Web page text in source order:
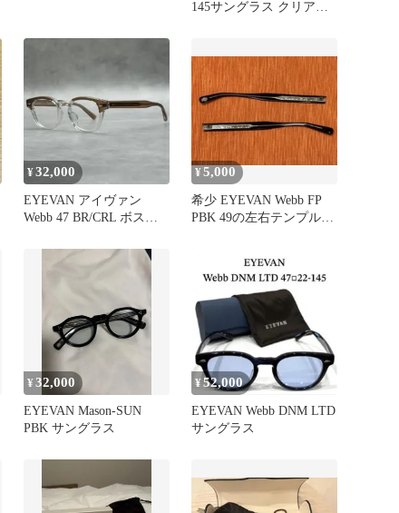
145サングラス クリアフ
¥32,000
EYEVAN アイヴァン
Webb 47 BR/CRL ボスト
¥5,000
希少 EYEVAN Webb FP
PBK 49の左右テンプルの
¥32,000
EYEVAN Mason-SUN
PBK サングラス
¥52,000
EYEVAN Webb DNM LTD
サングラス